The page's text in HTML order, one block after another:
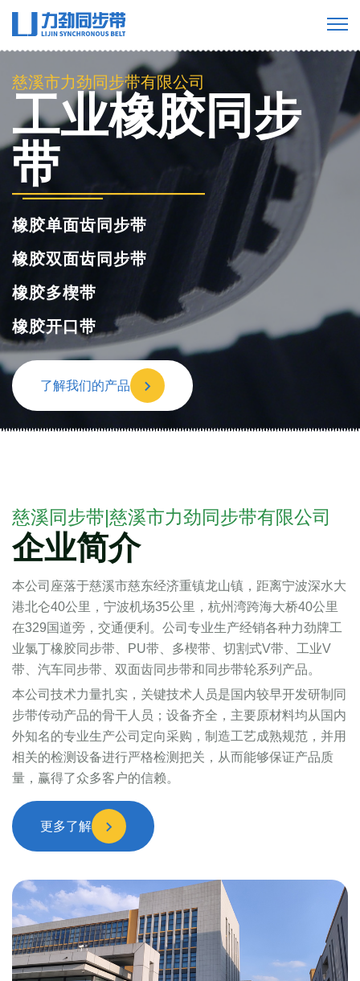
慈溪市力劲同步带有限公司
工业橡胶同步
带
橡胶单面齿同步带
橡胶双面齿同步带
橡胶多楔带
橡胶开口带
了解我们的产品
慈溪同步带|慈溪市力劲同步带有限公司
企业简介
本公司座落于慈溪市慈东经济重镇龙山镇，距离宁波深水大
港北仑40公里，宁波机场35公里，杭州湾跨海大桥40公里
在329国道旁，交通便利。公司专业生产经销各种力劲牌工
业氯丁橡胶同步带、PU带、多楔带、切割式V带、工业V
带、汽车同步带、双面齿同步带和同步带轮系列产品。
本公司技术力量扎实，关键技术人员是国内较早开发研制同
步带传动产品的骨干人员；设备齐全，主要原材料均从国内
外知名的专业生产公司定向采购，制造工艺成熟规范，并用
相关的检测设备进行严格检测把关，从而能够保证产品质
量，赢得了众多客户的信赖。
更多了解